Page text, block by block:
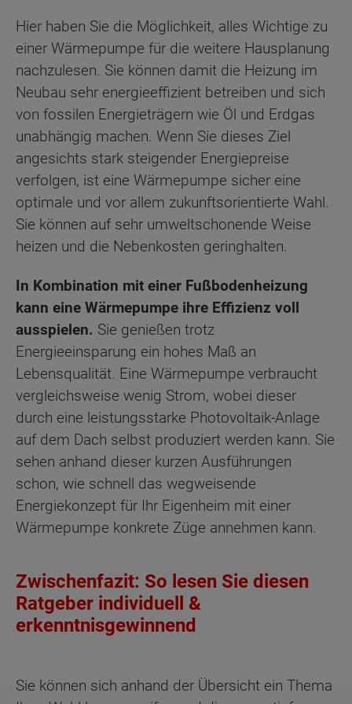
Hier haben Sie die Möglichkeit, alles Wichtige zu
einer Wärmepumpe für die weitere Hausplanung
nachzulesen. Sie können damit die Heizung im
Neubau sehr energieeffizient betreiben und sich
von fossilen Energieträgern wie Öl und Erdgas
unabhängig machen. Wenn Sie dieses Ziel
angesichts stark steigender Energiepreise
verfolgen, ist eine Wärmepumpe sicher eine
optimale und vor allem zukunftsorientierte Wahl.
Sie können auf sehr umweltschonende Weise
heizen und die Nebenkosten geringhalten.
In Kombination mit einer Fußbodenheizung
kann eine Wärmepumpe ihre Effizienz voll
ausspielen. Sie genießen trotz
Energieeinsparung ein hohes Maß an
Lebensqualität. Eine Wärmepumpe verbraucht
vergleichsweise wenig Strom, wobei dieser
durch eine leistungsstarke Photovoltaik-Anlage
auf dem Dach selbst produziert werden kann. Sie
sehen anhand dieser kurzen Ausführungen
schon, wie schnell das wegweisende
Energiekonzept für Ihr Eigenheim mit einer
Wärmepumpe konkrete Züge annehmen kann.
Zwischenfazit: So lesen Sie diesen
Ratgeber individuell &
erkenntnisgewinnend
Sie können sich anhand der Übersicht ein Thema